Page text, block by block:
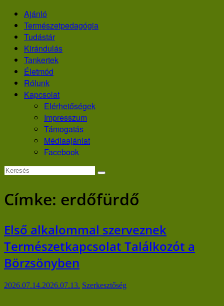
Skip
content
Ajánló
Természetpedagógia
Tudástár
Kirándulás
Tankertek
Életmód
Rólunk
Kapcsolat
Elérhetőségek
Impresszum
Támogatás
Médiaajánlat
Facebook
Címke: erdőfürdő
Első alkalommal szerveznek
Természetkapcsolat Találkozót a
Börzsönyben
2026.07.14.2026.07.13. Szerkesztőség